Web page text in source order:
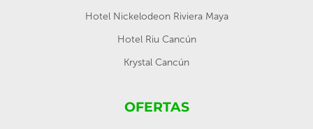
Hotel Nickelodeon Riviera Maya
Hotel Riu Cancún
Krystal Cancún
OFERTAS